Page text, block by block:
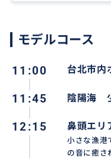
風と海に削られた岩
いユニークな景観が
■鼻頭エリア
東北角海岸線の絶景
モデルコース
11:00 台北市
11:45 陰陽海
12:15 鼻頭エ
小さな漁港
の音に癒さ